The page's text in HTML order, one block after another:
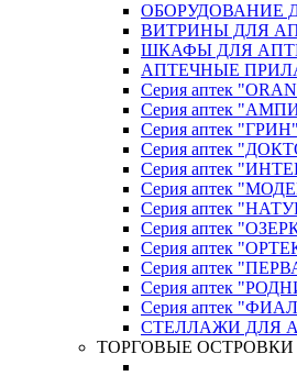
ОБОРУДОВАНИЕ
ВИТРИНЫ ДЛЯ
ШКАФЫ ДЛЯ
АПТЕЧНЫЕ
Серия аптек
Серия аптек
Серия аптек "ГРИН"
Серия аптек
Серия аптек
Серия аптек
Серия аптек
Серия аптек
Серия аптек
Серия аптек
Серия аптек
Серия аптек
СТЕЛЛАЖИ ДЛЯ
ТОРГОВЫЕ ОСТРОВКИ